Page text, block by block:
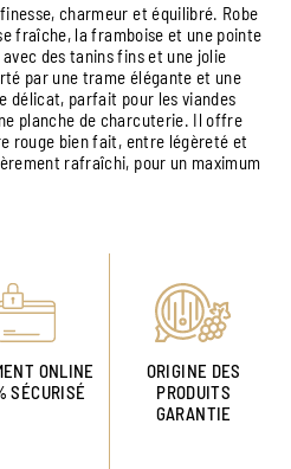
charmeur et équilibré. Robe
fraîche, la framboise et une pointe
des tanins fins et une jolie
par une trame élégante et une
délicat, parfait pour les viandes
planche de charcuterie. Il offre
rouge bien fait, entre légèreté et
rafraîchi, pour un maximum
ONLINE
SÉCURISÉ
ORIGINE DES
PRODUITS
GARANTIE